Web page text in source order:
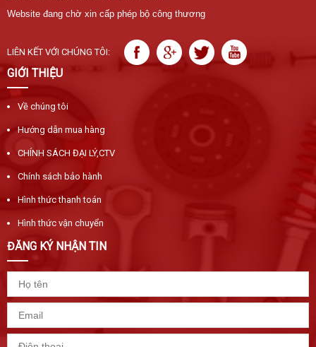
Website đang chờ xin cấp phép bộ công thương
LIÊN KẾT VỚI CHÚNG TÔI:
GIỚI THIỆU
Về chúng tôi
Hướng dẫn mua hàng
CHÍNH SÁCH ĐẠI LÝ,CTV
Chính sách bảo hành
Hình thức thanh toán
Hình thức vận chuyển
ĐĂNG KÝ NHẬN TIN